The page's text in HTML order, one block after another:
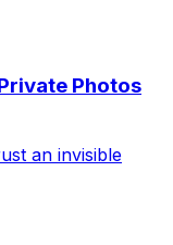
Photos
an invisible